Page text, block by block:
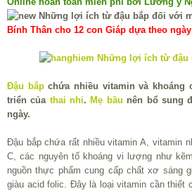
Bính Thân cho 12 con Giáp dựa theo
Đậu bắpchứa nhiều vitamin và khoáng
triển của thai nhi. Mẹ bầu nên bổ sung
ngày.
Đậu bắp chứa rất nhiều vitamin A, vitamin
C, các nguyên tố khoáng vi lượng như
nguồn thực phẩm cung cấp chất xơ sáng
giàu acid folic. Đây là loại vitamin cần thiết